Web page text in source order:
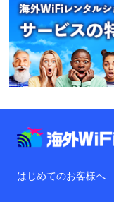
はじめてのお客様へ